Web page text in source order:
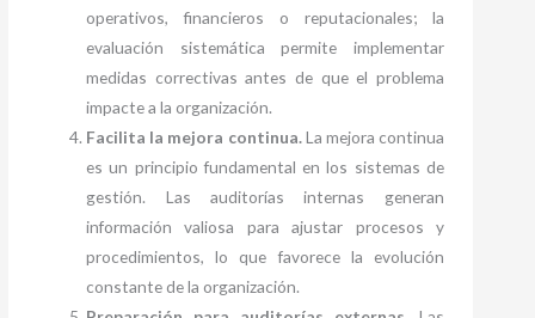
operativos, financieros o reputacionales; la
evaluación sistemática permite implementar
medidas correctivas antes de que el problema
impacte a la organización.
Facilita la mejora continua.La mejora continua
es un principio fundamental en los sistemas de
gestión. Las auditorías internas generan
información valiosa para ajustar procesos y
procedimientos, lo que favorece la evolución
constante de la organización.